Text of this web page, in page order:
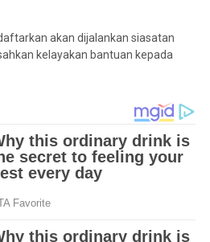
akan dijalankan siasatan
kelayakan bantuan kepada